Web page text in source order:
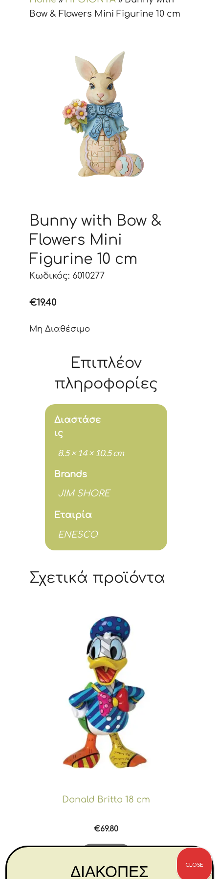
Bow & Flowers Mini Figurine 10 cm
Bunny with Bow &
Flowers Mini
Figurine 10 cm
Κωδικός: 6010277
€19.40
Μη Διαθέσιμο
Επιπλέον
πληροφορίες
Διαστάσε
ις
8.5 × 14 × 10.5 cm
Brands
JIM SHORE
Εταιρία
ENESCO
Σχετικά προϊόντα
Donald Britto 18 cm
€69.80
ΔΙΑΚΟΠΕΣ CLOSE